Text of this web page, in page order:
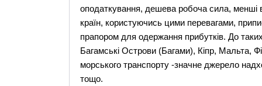
оподаткування, дешева робоча сила, менші
країн, користуючись цими перевагами,
прапором для одержання прибутків. До
Багамські Острови (Багами), Кіпр, Мальта,
морського транспорту -значне джерело
тощо.